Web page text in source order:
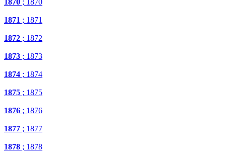
1870 ; 1870
1871 ; 1871
1872 ; 1872
1873 ; 1873
1874 ; 1874
1875 ; 1875
1876 ; 1876
1877 ; 1877
1878 ; 1878